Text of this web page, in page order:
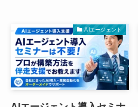
AIエージェント